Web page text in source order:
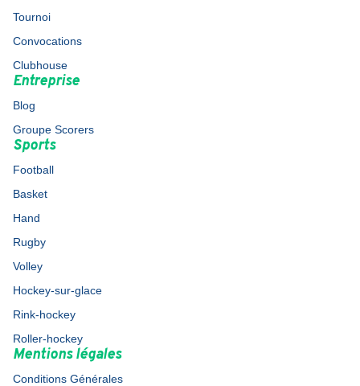
Tournoi
Convocations
Clubhouse
Entreprise
Blog
Groupe Scorers
Sports
Football
Basket
Hand
Rugby
Volley
Hockey-sur-glace
Rink-hockey
Roller-hockey
Mentions légales
Conditions Générales